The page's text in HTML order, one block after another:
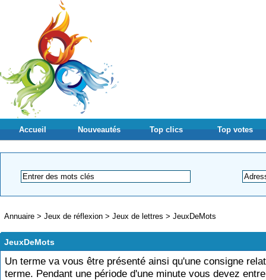
Accueil Nouveautés Top clics Top votes
Annuaire > Jeux de réflexion > Jeux de lettres > JeuxDeMots
JeuxDeMots
Un terme va vous être présenté ainsi qu'une consigne
terme. Pendant une période d'une minute vous devez